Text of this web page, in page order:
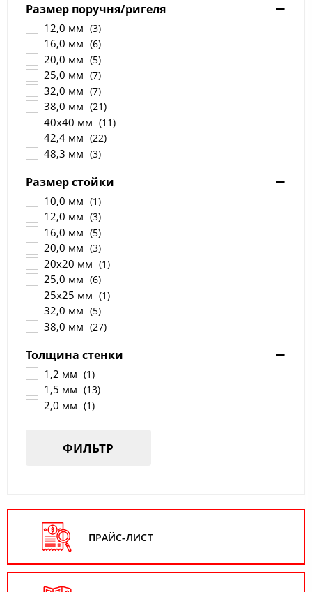
Размер поручня/ригеля
12,0 мм (3)
16,0 мм (6)
20,0 мм (5)
25,0 мм (7)
32,0 мм (7)
38,0 мм (21)
40x40 мм (11)
42,4 мм (22)
48,3 мм (3)
60,3 мм (3)
63,5 мм (1)
76,1 мм (1)
Размер стойки
10,0 мм (1)
12,0 мм (3)
16,0 мм (5)
20,0 мм (3)
20х20 мм (1)
25,0 мм (6)
25x25 мм (1)
32,0 мм (5)
38,0 мм (27)
40х40 мм (12)
42,4 мм (11)
50,8 мм (18)
50х25 мм
Толщина стенки
1,2 мм (1)
1,5 мм (13)
2,0 мм (1)
ФИЛЬТР
ПРАЙС-ЛИСТ